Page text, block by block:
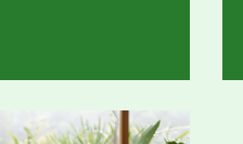
rady a tipy,